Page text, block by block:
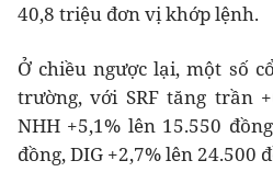
40,8 triệu đơn vị khớp lệnh.
Ở chiều ngược lại, một số
trường, với SRF tăng trần
NHH +5,1% lên 15.550
đồng, DIG +2,7% lên 24.500